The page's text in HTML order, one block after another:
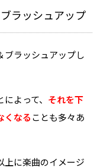
ラッシュアップ
ブラッシュアップし
よって、 それを下
くなることも多々あ
上に楽曲のイメージ